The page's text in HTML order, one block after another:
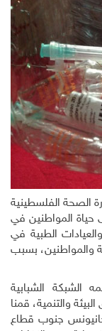
الصحة الفلسطينية
حياة المواطنين في
الطبية في
والمواطنين، بسبب
الشبكة الشبابية
والتنمية، قمنا
خانيونس جنوب قطاع